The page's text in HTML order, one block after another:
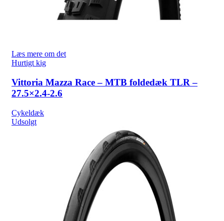
Læs mere om det
Hurtigt kig
Vittoria Mazza Race – MTB foldedæk TLR –
27.5×2.4-2.6
Cykeldæk
Udsolgt